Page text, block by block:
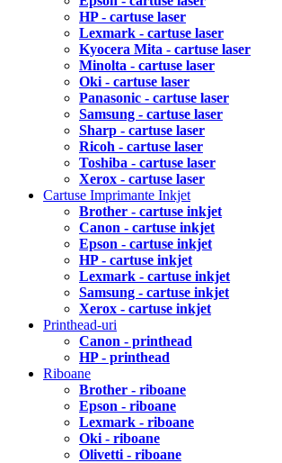
HP - cartuse laser
Lexmark - cartuse laser
Kyocera Mita - cartuse laser
Minolta - cartuse laser
Oki - cartuse laser
Panasonic - cartuse laser
Samsung - cartuse laser
Sharp - cartuse laser
Ricoh - cartuse laser
Toshiba - cartuse laser
Xerox - cartuse laser
Cartuse Imprimante Inkjet
Brother - cartuse inkjet
Canon - cartuse inkjet
Epson - cartuse inkjet
HP - cartuse inkjet
Lexmark - cartuse inkjet
Samsung - cartuse inkjet
Xerox - cartuse inkjet
Printhead-uri
Canon - printhead
HP - printhead
Riboane
Brother - riboane
Epson - riboane
Lexmark - riboane
Oki - riboane
Olivetti - riboane